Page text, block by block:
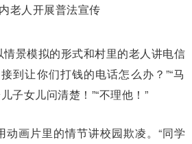
老人开展普法宣传
景模拟的形式和村里的老人讲电信
到让你们打钱的电话怎么办？”“马
子女儿问清楚！”“不理他！”
动画片里的情节讲校园欺凌。“同学